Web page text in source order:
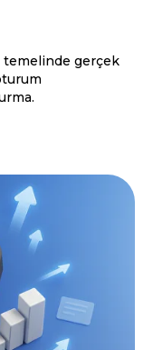
temelinde gerçek